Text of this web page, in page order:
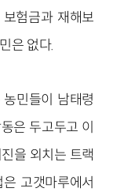
험금과 재해보
은 없다.
민들이 남태령
은 두고두고 이
을 외치는 트랙
고갯마루에서